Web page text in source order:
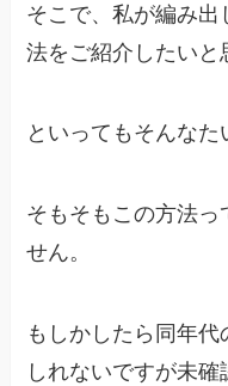
そこで、私が編み
法をご紹介したいと
といってもそんなた
そもそもこの方法っ
せん。
もしかしたら同年
しれないですが未確